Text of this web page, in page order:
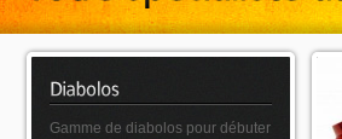
Gamme de diabolos pour débuter